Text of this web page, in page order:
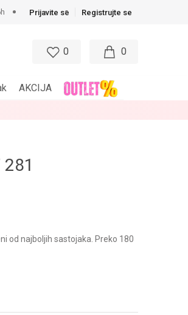
Prijavite se Registrujte se
0
0
AKCIJA
281
od najboljih sastojaka. Preko 180